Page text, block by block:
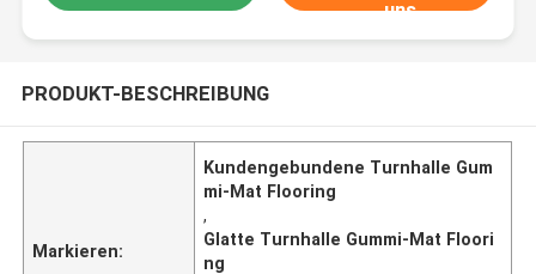
uns
PRODUKT-BESCHREIBUNG
Markieren:
Kundengebundene Turnhalle Gum
mi-Mat Flooring
,
Glatte Turnhalle Gummi-Mat Floori
ng